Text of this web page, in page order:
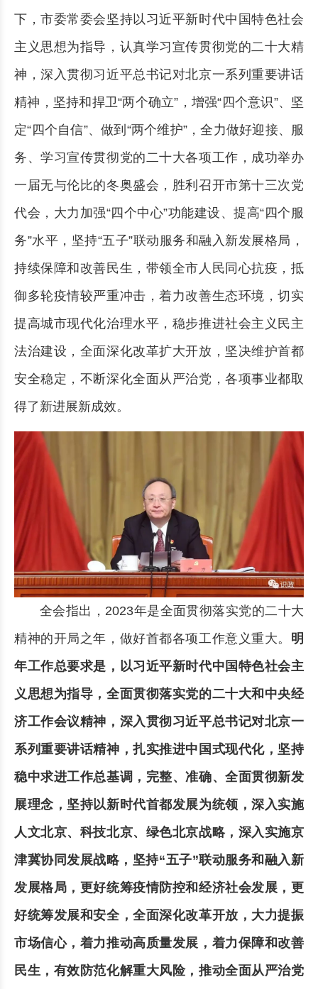
下，市委常委会坚持以习近平新时代中国特色社会
主义思想为指导，认真学习宣传贯彻党的二十大精
神，深入贯彻习近平总书记对北京一系列重要讲话
精神，坚持和捍卫“两个确立”，增强“四个意识”、坚
定“四个自信”、做到“两个维护”，全力做好迎接、服
务、学习宣传贯彻党的二十大各项工作，成功举办
一届无与伦比的冬奥盛会，胜利召开市第十三次党
代会，大力加强“四个中心”功能建设、提高“四个服
务”水平，坚持“五子”联动服务和融入新发展格局，
持续保障和改善民生，带领全市人民同心抗疫，抵
御多轮疫情较严重冲击，着力改善生态环境，切实
提高城市现代化治理水平，稳步推进社会主义民主
法治建设，全面深化改革扩大开放，坚决维护首都
安全稳定，不断深化全面从严治党，各项事业都取
得了新进展新成效。
全会指出，2023年是全面贯彻落实党的二十大
精神的开局之年，做好首都各项工作意义重大。 明
年工作总要求是，以习近平新时代中国特色社会主
义思想为指导，全面贯彻落实党的二十大和中央经
济工作会议精神，深入贯彻习近平总书记对北京一
系列重要讲话精神，扎实推进中国式现代化，坚持
稳中求进工作总基调，完整、准确、全面贯彻新发
展理念，坚持以新时代首都发展为统领，深入实施
人文北京、科技北京、绿色北京战略，深入实施京
津冀协同发展战略，坚持“五子”联动服务和融入新
发展格局，更好统筹疫情防控和经济社会发展，更
好统筹发展和安全，全面深化改革开放，大力提振
市场信心，着力推动高质量发展，着力保障和改善
民生，有效防范化解重大风险，推动全面从严治党